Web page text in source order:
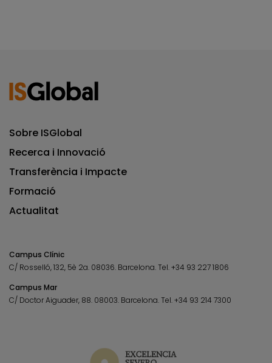
Sobre ISGlobal
Recerca i Innovació
Transferència i Impacte
Formació
Actualitat
Campus Clínic
C/ Rosselló, 132, 5è 2a. 08036. Barcelona.Tel.+34 93 227 1806
Campus Mar
C/ Doctor Aiguader, 88. 08003. Barcelona.Tel.+34 93 214 7300